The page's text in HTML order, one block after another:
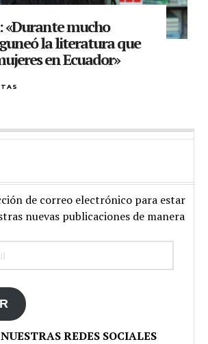
«Durante mucho
la literatura que
en Ecuador»
de correo electrónico para estar
nuevas publicaciones de manera
REDES SOCIALES